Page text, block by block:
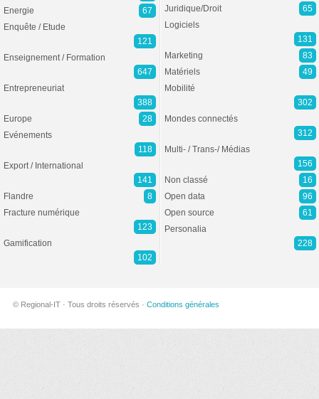
Energie
67
Enquête / Etude
121
Enseignement / Formation
647
Entrepreneuriat
388
Europe
28
Evénements
118
Export / International
141
Flandre
8
Fracture numérique
123
Gamification
102
Juridique/Droit
65
Logiciels
131
Marketing
83
Matériels
49
Mobilité
302
Mondes connectés
312
Multi- / Trans-/ Médias
156
Non classé
16
Open data
96
Open source
61
Personalia
228
© Regional-IT · Tous droits réservés · Conditions générales